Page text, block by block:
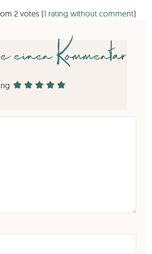
2 votes (1 rating without comment)
einen Kommentar